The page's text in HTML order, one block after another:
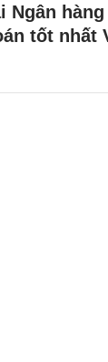
Ngân
tốt nhất